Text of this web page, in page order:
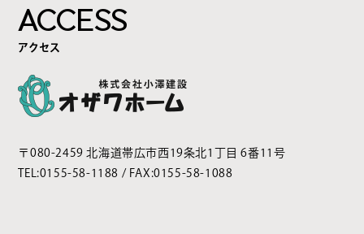
ACCESS
アクセス
〒080-2459 北海道帯広市西19条北1丁目 6番11号
TEL:0155-58-1188 / FAX:0155-58-1088